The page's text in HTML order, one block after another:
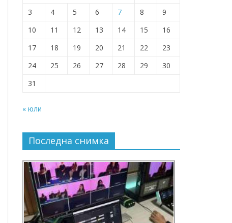
3
4 5 6 7 8
9
10
11 12 13 14 15
16
17
18 19 20 21 22
23
24
25 26 27 28 29
30
31
« юли
Последна снимка